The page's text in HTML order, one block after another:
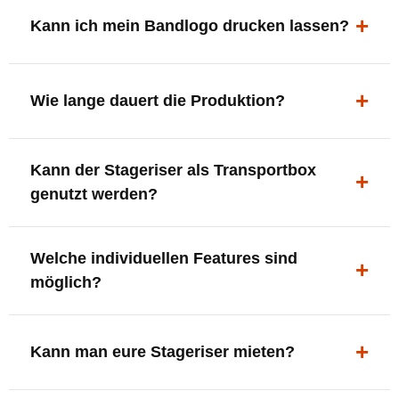
ergonomisch, sicher und gut sichtbar.
Kann ich mein Bandlogo drucken lassen?
deine Bühne, deine Marke.
Wie lange dauert die Produktion?
innerhalb Deutschlands kostenfrei.
Kann der Stageriser als Transportbox
genutzt werden?
oder Zubehör nutzen.
Welche individuellen Features sind
möglich?
XLR-Brücke / Schnittstelle
Setlist-Clip
Kann man eure Stageriser mieten?